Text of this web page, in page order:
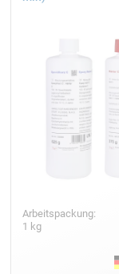
Arbeitspackung:
1 kg